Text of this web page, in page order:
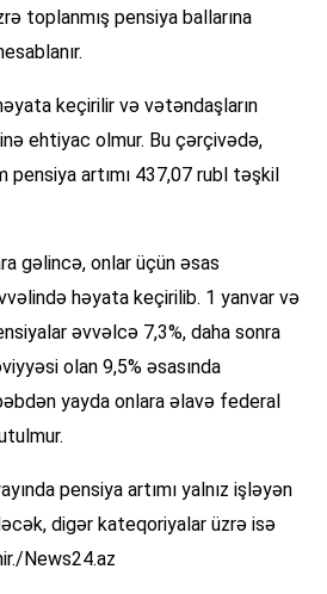
toplanmış pensiya ballarına
keçirilir və vətəndaşların
ehtiyac olmur. Bu çərçivədə,
artımı 437,07 rubl təşkil
gəlincə, onlar üçün əsas
həyata keçirilib. 1 yanvar və
əvvəlcə 7,3%, daha sonra
olan 9,5% əsasında
yayda onlara əlavə federal
pensiya artımı yalnız işləyən
digər kateqoriyalar üzrə isə
News24.az